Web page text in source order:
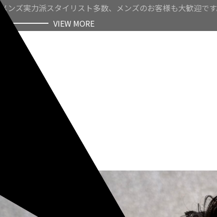
メンズ実力派スタイリスト多数、メンズのお客様も大歓迎で
VIEW MORE
VIEW MORE